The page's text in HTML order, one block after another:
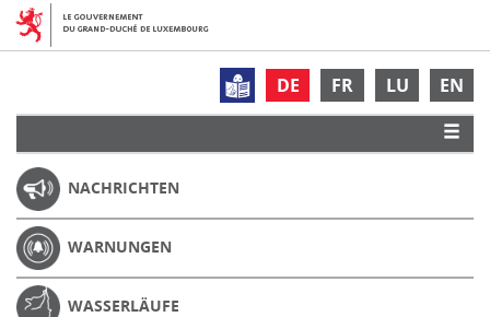
DE FR LU EN
NACHRICHTEN
WARNUNGEN
WASSERLÄUFE